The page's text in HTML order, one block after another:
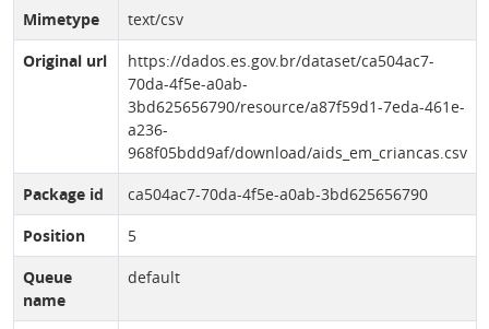
Mimetype
text/csv
Original url
https://dados.es.gov.br/dataset/ca504ac7-
70da-4f5e-a0ab-
3bd625656790/resource/a87f59d1-7eda-461e-
a236-
968f05bdd9af/download/aids_em_criancas.csv
Package id
ca504ac7-70da-4f5e-a0ab-3bd625656790
Position
5
Queue
name
default